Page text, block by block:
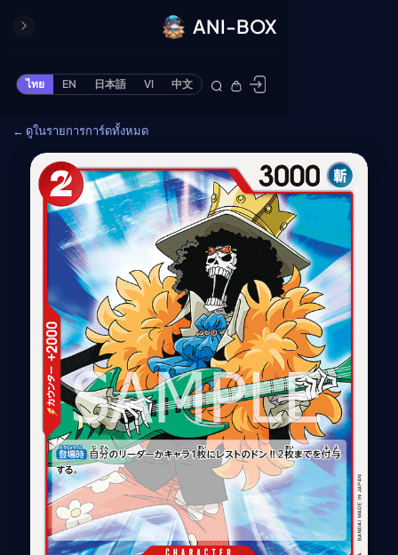
ANI-BOX
ไทย EN 日本語 VI 中文
ปิด
ONE PIECE
Collection
Deck Builder
My-Collection
Deck Library
Deck Share
PREMIUM SERVICE
ทีวีออนไลน์
แนะนำรายการทีวี
อนิเมะ
ตารางออกอากาศอนิ
เมะ (คืนนี้)
ตารางออกอากาศอนิ
เมะ
← ดูในรายการการ์ดทั้งหมด